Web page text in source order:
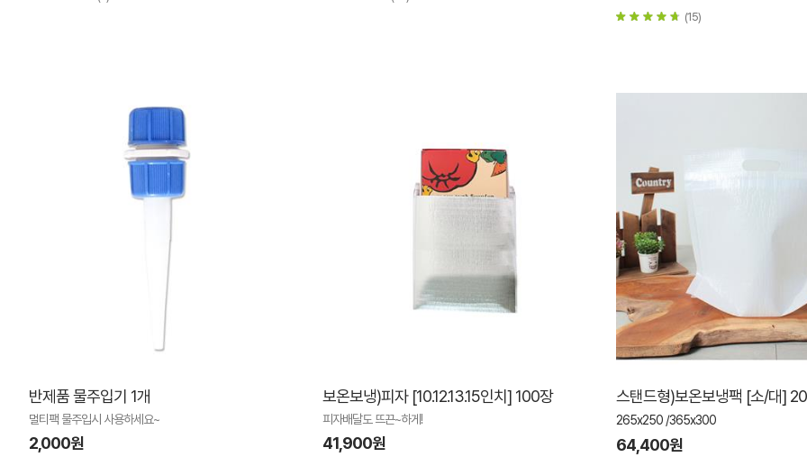
(15)
반제품 물주입기 1개
멀티팩 물주입시 사용하세요~
2,000원
보온보냉)피자 [10.12.13.15인치] 100장
피자배달도 뜨끈~하게!
41,900원
스탠드형)보온보냉팩 [소/대]
265x250 /365x300
64,400원